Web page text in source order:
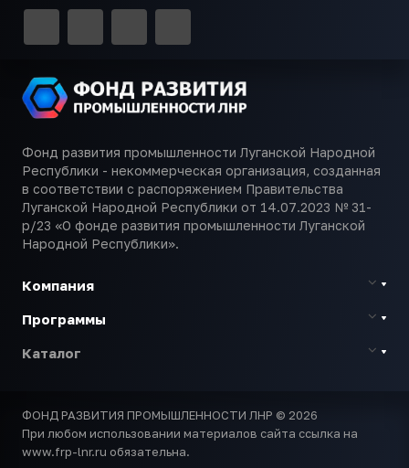
Фонд развития промышленности Луганской Народной
Республики - некоммерческая организация, созданная
в соответствии с распоряжением Правительства
Луганской Народной Республики от 14.07.2023 № 31-
р/23 «О фонде развития промышленности Луганской
Народной Республики».
Компания
Программы
Каталог
ФОНД РАЗВИТИЯ ПРОМЫШЛЕННОСТИ ЛНР © 2026
При любом использовании материалов сайта ссылка на
www.frp-lnr.ru обязательна.